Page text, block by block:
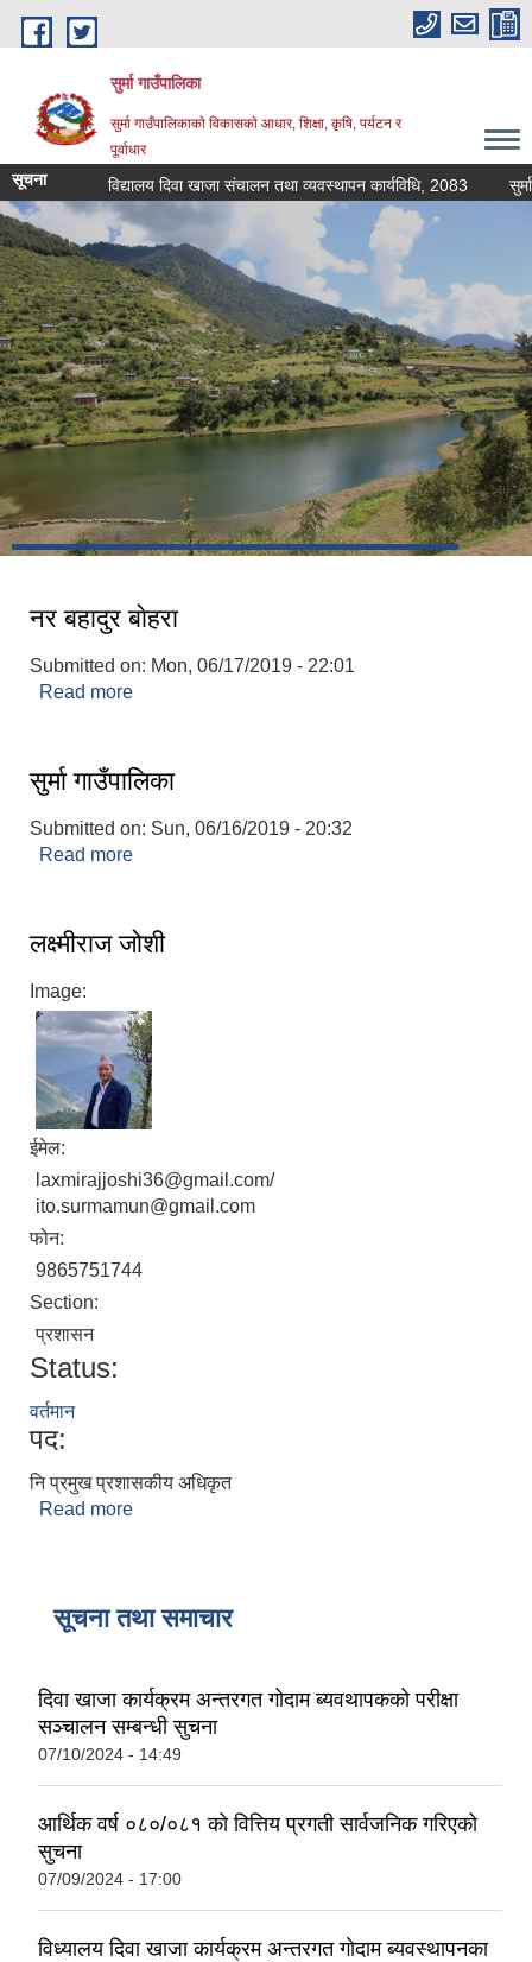
Skip to main content
सुर्मा गाउँपालिका
सुर्मा गाउँपालिकाकाे विकासकाे आधार, शिक्षा, कृषि, पर्यटन र
पूर्वाधार
सूचना विद्यालय दिवा खाजा संचालन तथा व्यवस्थापन कार्यविधि, 2083
नर बहादुर बाेहरा
Submitted on: Mon, 06/17/2019 - 22:01
Read more
सुर्मा गाउँपालिका
Submitted on: Sun, 06/16/2019 - 20:32
Read more
लक्ष्मीराज जोशी
Image:
ईमेल:
laxmirajjoshi36@gmail.com/
ito.surmamun@gmail.com
फोन:
9865751744
Section:
प्रशासन
Status:
वर्तमान
पद:
नि प्रमुख प्रशासकीय अधिकृत
Read more
सूचना तथा समाचार
दिवा खाजा कार्यक्रम अन्तरगत गोदाम ब्यवथापकको परीक्षा
सञ्चालन सम्बन्धी सुचना
07/10/2024 - 14:49
आर्थिक वर्ष ०८०/०८१ को वित्तिय प्रगती सार्वजनिक गरिएको
सुचना
07/09/2024 - 17:00
विध्यालय दिवा खाजा कार्यक्रम अन्तरगत गाेदाम ब्यवस्थापनका